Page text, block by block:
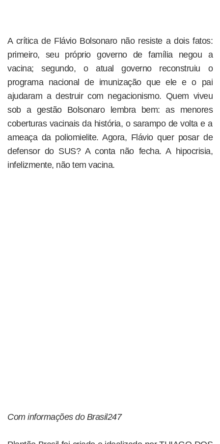
A crítica de Flávio Bolsonaro não resiste a dois fatos:
primeiro, seu próprio governo de família negou a
vacina; segundo, o atual governo reconstruiu o
programa nacional de imunização que ele e o pai
ajudaram a destruir com negacionismo. Quem viveu
sob a gestão Bolsonaro lembra bem: as menores
coberturas vacinais da história, o sarampo de volta e a
ameaça da poliomielite. Agora, Flávio quer posar de
defensor do SUS? A conta não fecha. A hipocrisia,
infelizmente, não tem vacina.
Com informações do Brasil247